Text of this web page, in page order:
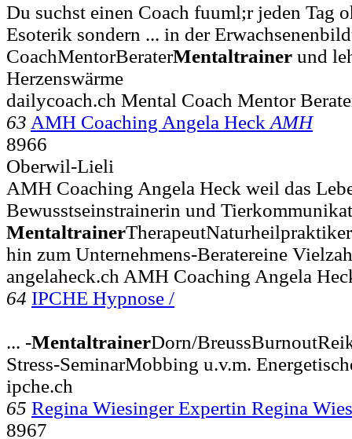
Du suchst einen Coach fuuml;r jeden Tag
Esoterik sondern ... in der
CoachMentorBeraterMentaltrainer und
Herzenswärme
dailycoach.ch Mental Coach Mentor
63 AMH Coaching Angela Heck AMH
8966
Oberwil-Lieli
AMH Coaching Angela Heck weil das
Bewusstseinstrainerin und
Mentaltrainer
hin zum Unternehmens-Beratereine
angelaheck.ch AMH Coaching Angela
64 IPCHE Hypnose /
... -MentaltrainerDorn/
Stress-SeminarMobbing u.v.m.
ipche.ch
65 Regina Wiesinger Expertin Regina
8967